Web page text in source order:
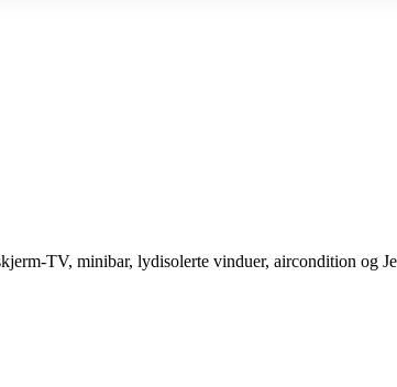
TV, minibar, lydisolerte vinduer, aircondition og